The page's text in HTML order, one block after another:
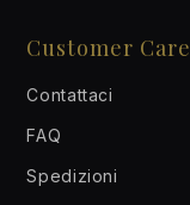
Customer Care
Contattaci
FAQ
Spedizioni